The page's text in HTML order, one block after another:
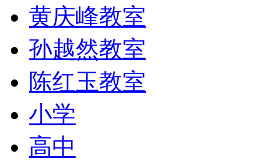
黄庆峰教室
孙越然教室
陈红玉教室
小学
高中